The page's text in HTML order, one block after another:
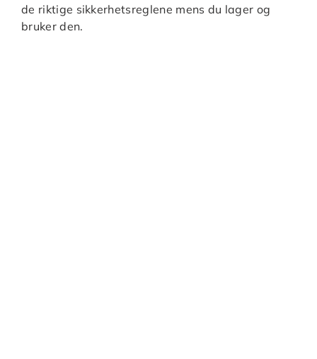
de riktige sikkerhetsreglene mens du lager og
bruker den.